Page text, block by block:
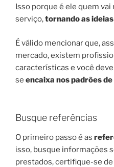
Isso porque é ele quem
serviço,tornando as
É válido mencionar que,
mercado, existem
características e você
se encaixa nos padrões
Busque referências
O primeiro passo é as
isso, busque informações
prestados, certifique-se